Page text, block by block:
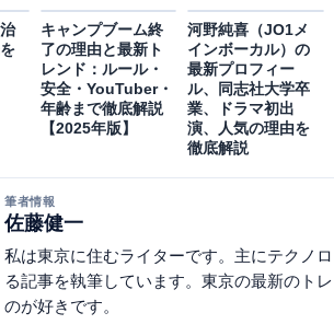
キャンプブーム終
了の理由と最新ト
レンド：ルール・
安全・YouTuber・
年齢まで徹底解説
【2025年版】
河野純喜（JO1メ
インボーカル）の
最新プロフィー
ル、同志社大学卒
業、ドラマ初出
演、人気の理由を
徹底解説
筆者情報
佐藤健一
私は東京に住むライターです。主にテクノ
る記事を執筆しています。東京の最新のト
のが好きです。